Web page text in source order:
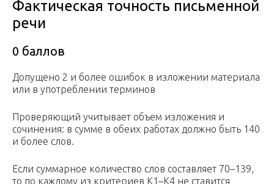
Фактическая точность письменной
речи
0 баллов
Допущено 2 и более ошибок в изложении материала
или в употреблении терминов
Проверяющий учитывает объем изложения и
сочинения: в сумме в обеих работах должно быть 140
и более слов.
Если суммарное количество слов составляет 70–139,
то по каждому из критериев К1–К4 не ставится